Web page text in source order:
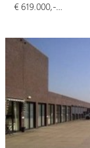
€ 619.000,-…